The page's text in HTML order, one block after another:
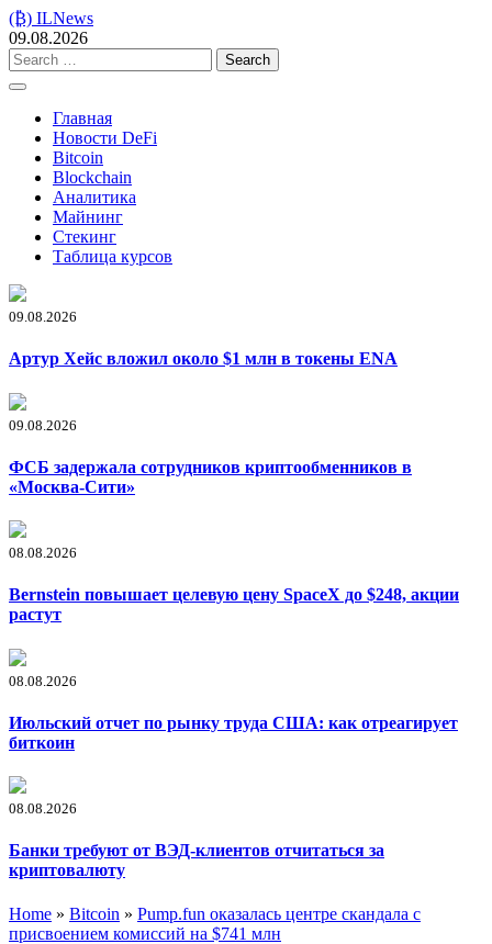
Skip
to
content
(₿) ILNews
09.08.2026
Search
for:
Главная
Новости DeFi
Bitcoin
Blockchain
Аналитика
Майнинг
Стекинг
Таблица курсов
09.08.2026
Артур Хейс вложил около $1 млн в токены ENA
09.08.2026
ФСБ задержала сотрудников криптообменников в
«Москва-Сити»
08.08.2026
Bernstein повышает целевую цену SpaceX до $248, акции
растут
08.08.2026
Июльский отчет по рынку труда США: как отреагирует
биткоин
08.08.2026
Банки требуют от ВЭД-клиентов отчитаться за
криптовалюту
Home » Bitcoin » Pump.fun оказалась центре скандала с
присвоением комиссий на $741 млн